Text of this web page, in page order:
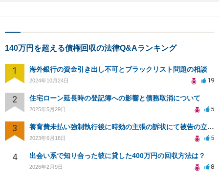
140万円を超える債権回収の法律Q&Aランキング
1 海外銀行の資金引き出し不可とブラックリスト問題の相談
2024年10月24日 19
2 住宅ローン延長時の登記簿への影響と債務取消について
2025年5月29日 5
3 養育費未払い強制執行後に時効の主張の訴状にて被告の立場です。東京裁判所対応可能弁護人を探しております
2023年6月18日 5
4 出会い系で知り合った彼に貸した400万円の回収方法は？
2026年2月9日 8